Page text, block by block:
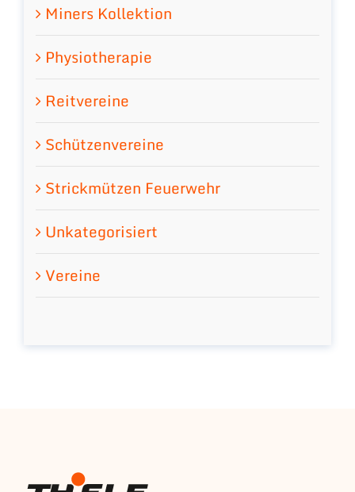
Miners Kollektion
Physiotherapie
Reitvereine
Schützenvereine
Strickmützen Feuerwehr
Unkategorisiert
Vereine